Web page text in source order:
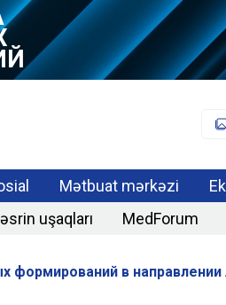
Mətbuat mərkəzi
uşaqları MedForum
формирований в направлении